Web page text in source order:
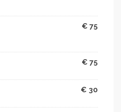
€ 75
€ 75
€ 30